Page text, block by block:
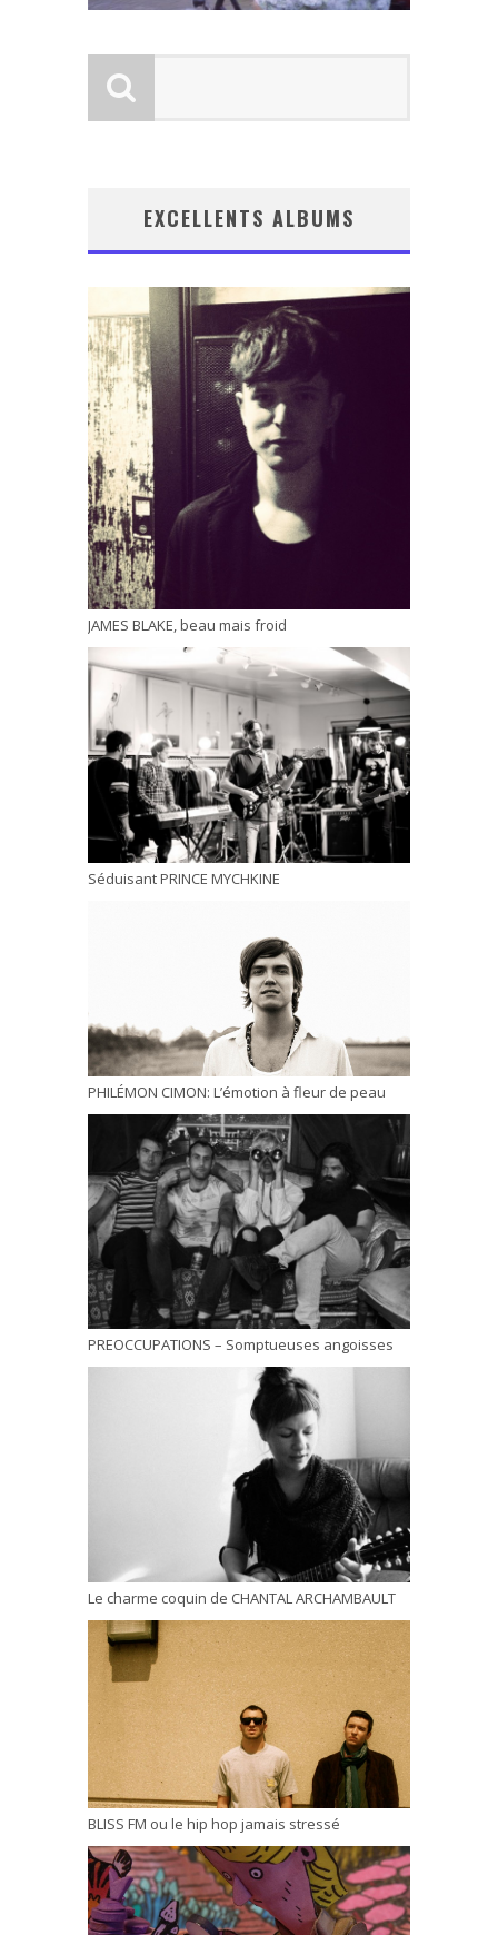
EXCELLENTS ALBUMS
JAMES BLAKE, beau mais froid
Séduisant PRINCE MYCHKINE
PHILÉMON CIMON: L’émotion à fleur de peau
PREOCCUPATIONS – Somptueuses angoisses
Le charme coquin de CHANTAL ARCHAMBAULT
BLISS FM ou le hip hop jamais stressé